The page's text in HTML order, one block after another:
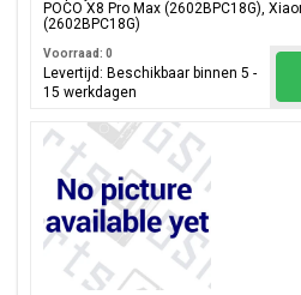
POCO X8 Pro Max (2602BPC18G),
(2602BPC18G)
Voorraad: 0
Levertijd: Beschikbaar binnen 5 -
15 werkdagen